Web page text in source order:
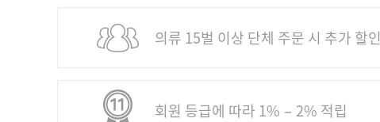
의류 15벌 이상 단체 주문 시 추가 할인
회원 등급에 따라 1% − 2% 적립